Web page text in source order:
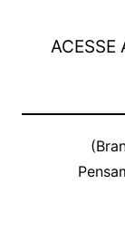
ACESSE